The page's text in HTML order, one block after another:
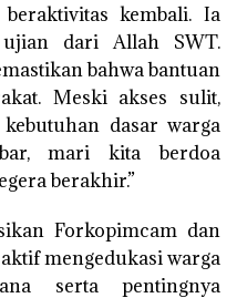
kembali. Ia
ujian dari Allah SWT.
bahwa bantuan
Meski akses sulit,
dasar warga
mari kita berdoa
berakhir.”
Forkopimcam dan
mengedukasi warga
serta pentingnya